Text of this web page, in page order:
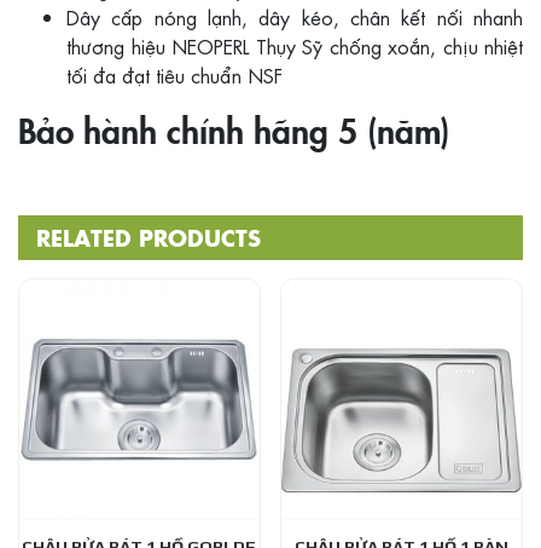
Dây cấp nóng lạnh, dây kéo, chân kết nối nhanh
thương hiệu NEOPERL Thụy Sỹ chống xoắn, chịu nhiệt
tối đa đạt tiêu chuẩn NSF
Bảo hành chính hãng 5 (năm)
RELATED PRODUCTS